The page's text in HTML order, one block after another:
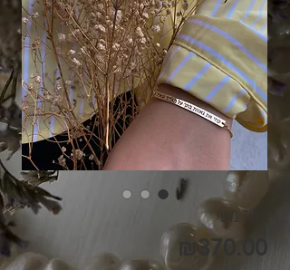
צמיד משי
₪370.00מחיר